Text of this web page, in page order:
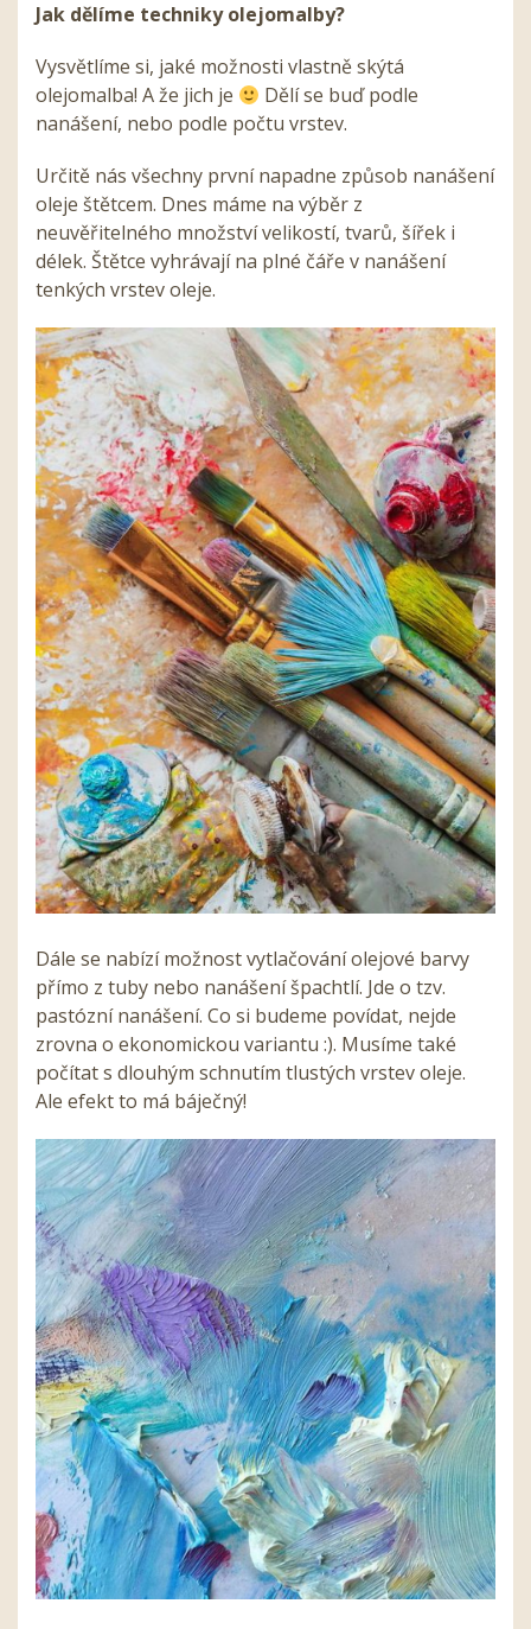
Jak dělíme techniky olejomalby?
Vysvětlíme si, jaké možnosti vlastně skýtá
olejomalba! A že jich je
Dělí se buď podle
nanášení, nebo podle počtu vrstev.
Určitě nás všechny první napadne způsob nanášení
oleje štětcem. Dnes máme na výběr z
neuvěřitelného množství velikostí, tvarů, šířek i
délek. Štětce vyhrávají na plné čáře v nanášení
tenkých vrstev oleje.
Dále se nabízí možnost vytlačování olejové barvy
přímo z tuby nebo nanášení špachtlí. Jde o tzv.
pastózní nanášení. Co si budeme povídat, nejde
zrovna o ekonomickou variantu :). Musíme také
počítat s dlouhým schnutím tlustých vrstev oleje.
Ale efekt to má báječný!